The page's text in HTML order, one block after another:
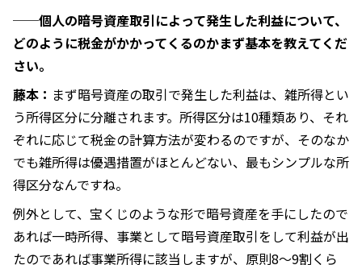
──個人の暗号資産取引によって発生した利益について、
どのように税金がかかってくるのかまず基本を教えてくだ
さい。
藤本： まず暗号資産の取引で発生した利益は、雑所得とい
う所得区分に分離されます。所得区分は10種類あり、それ
ぞれに応じて税金の計算方法が変わるのですが、そのなか
でも雑所得は優遇措置がほとんどない、最もシンプルな所
得区分なんですね。
例外として、宝くじのような形で暗号資産を手にしたので
あれば一時所得、事業として暗号資産取引をして利益が出
たのであれば事業所得に該当しますが、原則8〜9割くら